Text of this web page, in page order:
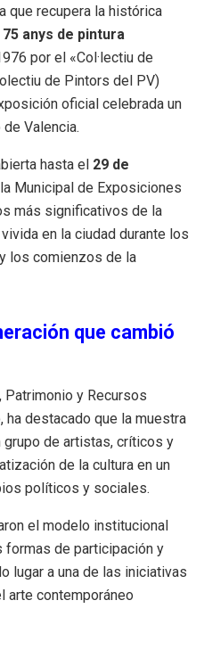
que recupera la histórica
anys de pintura
por el «Col·lectiu de
de Pintors del PV)
oficial celebrada un
Valencia.
hasta el 29 de
Municipal de Exposiciones
más significativos de la
en la ciudad durante los
los comienzos de la
que cambió
Patrimonio y Recursos
destacado que la muestra
de artistas, críticos y
de la cultura en un
políticos y sociales.
el modelo institucional
formas de participación y
lugar a una de las iniciativas
arte contemporáneo